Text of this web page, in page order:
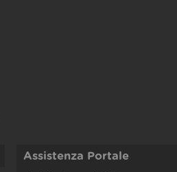
Assistenza Portale